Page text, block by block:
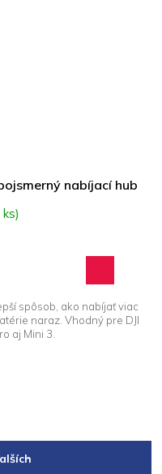
nabíjací hub
spôsob, ako nabíjať viac
naraz. Vhodný pre DJI
aj Mini 3.